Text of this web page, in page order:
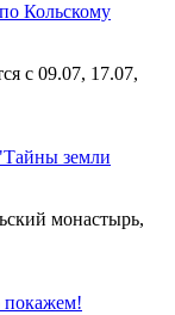
Кольскому
с 09.07, 17.07,
земли
монастырь,